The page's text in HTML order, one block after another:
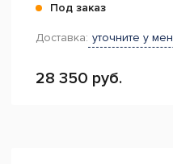
Под заказ
Доставка: уточните у
28 350 руб.